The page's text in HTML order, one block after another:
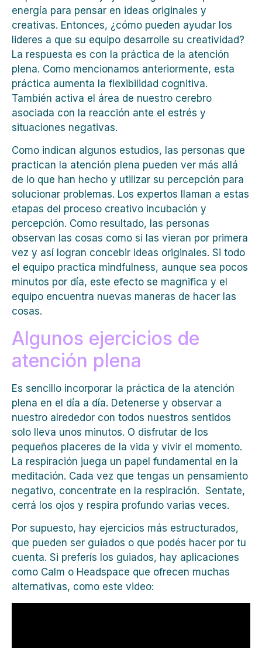
energía para pensar en ideas originales y
creativas. Entonces, ¿cómo pueden ayudar los
lideres a que su equipo desarrolle su creatividad?
La respuesta es con la práctica de la atención
plena. Como mencionamos anteriormente, esta
práctica aumenta la flexibilidad cognitiva.
También activa el área de nuestro cerebro
asociada con la reacción ante el estrés y
situaciones negativas.
Como indican algunos estudios, las personas que
practican la atención plena pueden ver más allá
de lo que han hecho y utilizar su percepción para
solucionar problemas. Los expertos llaman a estas
etapas del proceso creativo incubación y
percepción. Como resultado, las personas
observan las cosas como si las vieran por primera
vez y así logran concebir ideas originales. Si todo
el equipo practica mindfulness, aunque sea pocos
minutos por día, este efecto se magnifica y el
equipo encuentra nuevas maneras de hacer las
cosas.
Algunos ejercicios de
atención plena
Es sencillo incorporar la práctica de la atención
plena en el día a día. Detenerse y observar a
nuestro alrededor con todos nuestros sentidos
solo lleva unos minutos. O disfrutar de los
pequeños placeres de la vida y vivir el momento.
La respiración juega un papel fundamental en la
meditación. Cada vez que tengas un pensamiento
negativo, concentrate en la respiración. Sentate,
cerrá los ojos y respira profundo varias veces.
Por supuesto, hay ejercicios más estructurados,
que pueden ser guiados o que podés hacer por tu
cuenta. Si preferís los guiados, hay aplicaciones
como Calm o Headspace que ofrecen muchas
alternativas, como este video: